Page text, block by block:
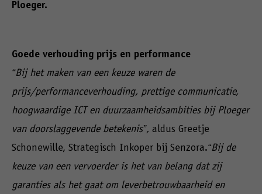
Ploeger.
Goede verhouding prijs en performance
“Bij het maken van een keuze waren de
prijs/performanceverhouding, prettige communicatie,
hoogwaardige ICT en duurzaamheidsambities bij Ploeger
van doorslaggevende betekenis”, aldus Greetje
Schonewille, Strategisch Inkoper bij Senzora.“Bij de
keuze van een vervoerder is het van belang dat zij
garanties als het gaat om leverbetrouwbaarheid en